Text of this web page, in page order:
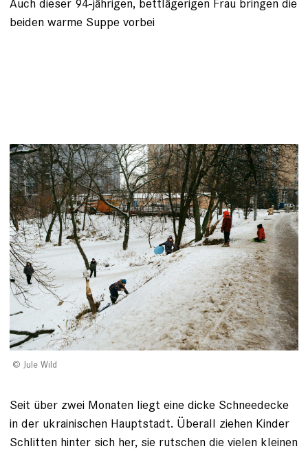
beiden warme Suppe vorbei
Jule Wild
Seit über zwei Monaten liegt eine dicke Schneedecke
in der ukrainischen Hauptstadt. Überall ziehen Kinder
Schlitten hinter sich her, sie rutschen die vielen kleinen